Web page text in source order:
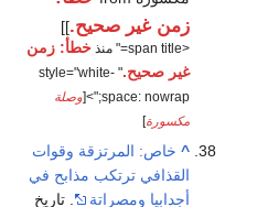
زمن غير صحيح.]]
<span title=" منذ
خطأ: زمن
غير صحيح.
" style="white-
space: nowrap;">[
وصلة
مكسورة]
^ خاص: المرتزقة وقوات
القذافي ترتكب مذابح في
أجدابيا ومصراتة
. تاريخ